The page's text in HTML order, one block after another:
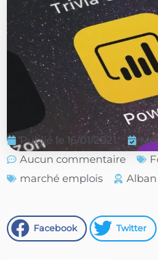
Publié le 16/01/2021
Aucun commentaire
marché emplois
Alban
Facebook Twitter